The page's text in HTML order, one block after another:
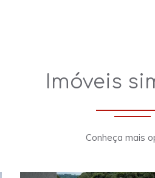
Imóveis
Conheça mais